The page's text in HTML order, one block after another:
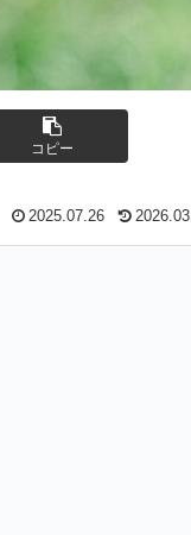
コピー
2025.07.26